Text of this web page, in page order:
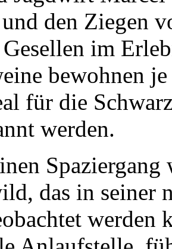
den Ziegen
im
bewohnen
für die
werden.
das in seiner
werden